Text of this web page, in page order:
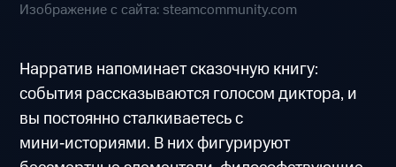
Изображение с сайта: steamcommunity.com
Нарратив напоминает сказочную книгу:
события рассказываются голосом диктора, и
вы постоянно сталкиваетесь с
мини‑историями. В них фигурируют